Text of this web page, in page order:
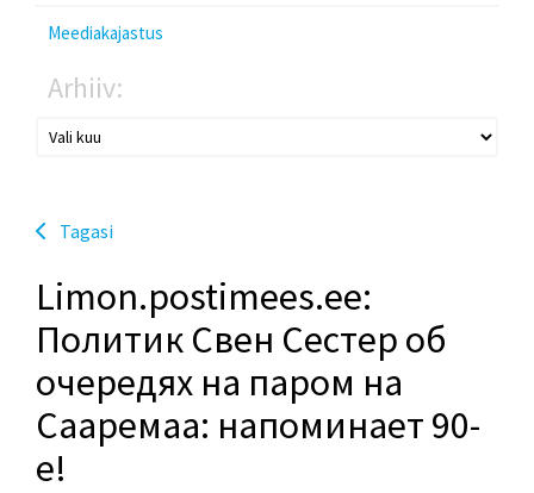
Meediakajastus
Arhiiv:
Tagasi
Limon.postimees.ee:
Политик Свен Сестер об
очередях на паром на
Сааремаа: напоминает 90-
е!